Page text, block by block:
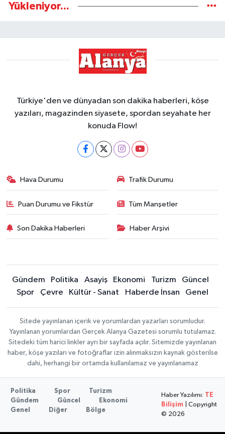
Yükleniyor...
Türkiye'den ve dünyadan son dakika haberleri, köşe
yazıları, magazinden siyasete, spordan seyahate her
konuda Flow!
Hava Durumu Trafik Durumu
Puan Durumu ve Fikstür Tüm Manşetler
Son Dakika Haberleri Haber Arşivi
Gündem Politika Asayiş Ekonomi Turizm
Güncel
Spor
Çevre Kültür - Sanat Haberde İnsan Genel
Sitede yayınlanan içerik ve yorumlardan yazarları sorumludur.
Yayınlanan yorumlardan Gerçek Alanya Gazetesi sorumlu tutulamaz.
Sitedeki tüm harici linkler ayrı bir sayfada açılır. Sitemizde yayınlanan
haber, köşe yazıları ve fotoğraflar izin alınmaksızın kaynak gösterilse
dahi, herhangi bir ortamda kullanılamaz ve yayınlanamaz
Politika Spor
Turizm
Gündem
Güncel
Ekonomi
Genel
Diğer Bölge
Haber Yazılımı: TE
Bilişim | Copyright
© 2026